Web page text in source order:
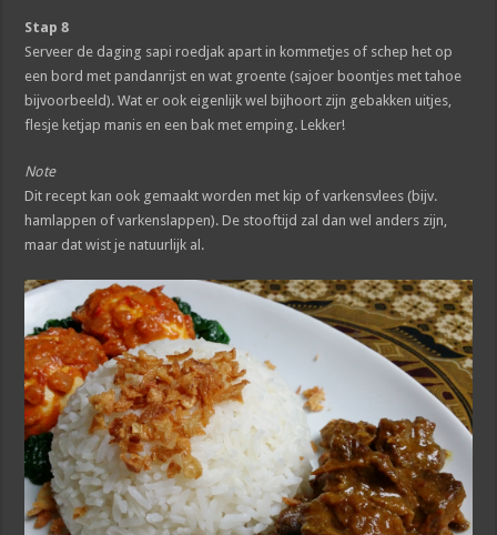
Stap 8
Serveer de daging sapi roedjak apart in kommetjes of schep het op
een bord met pandanrijst en wat groente (sajoer boontjes met tahoe
bijvoorbeeld). Wat er ook eigenlijk wel bijhoort zijn gebakken uitjes,
flesje ketjap manis en een bak met emping. Lekker!
Note
Dit recept kan ook gemaakt worden met kip of varkensvlees (bijv.
hamlappen of varkenslappen). De stooftijd zal dan wel anders zijn,
maar dat wist je natuurlijk al.